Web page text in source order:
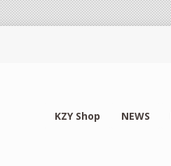
KZY Shop NEWS